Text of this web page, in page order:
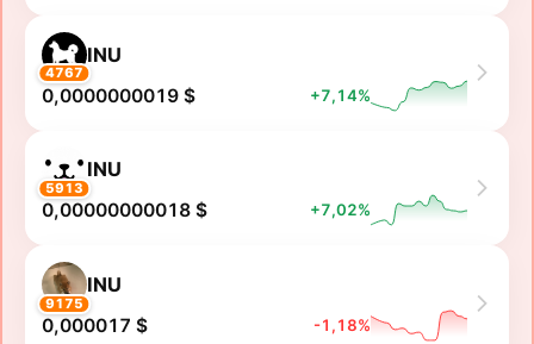
4767
INU
0,0000000019 $ +7,14%
5913
INU
0,00000000018 $ +7,02%
9175
INU
0,000017 $ -1,18%